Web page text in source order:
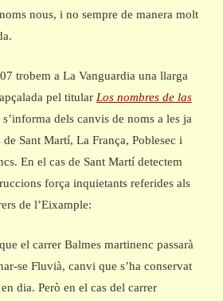
nous, i no sempre de manera molt
trobem a La Vanguardia una llarga
pel titular Los nombres de las
dels canvis de noms a les ja
de Sant Martí, La França, Poblesec i
En el cas de Sant Martí detectem
força inquietants referides als
de l’Eixample:
el carrer Balmes martinenc passarà
se Fluvià, canvi que s’ha conservat
dia. Però en el cas del carrer